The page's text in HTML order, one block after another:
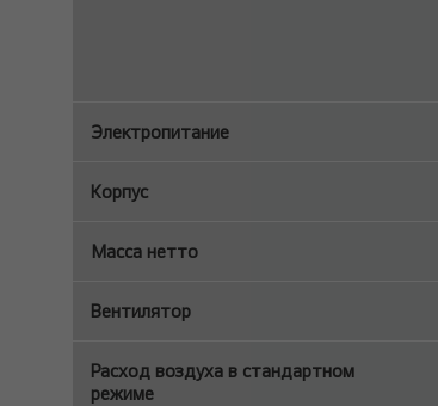
Электропитание
Корпус
Масса нетто
Вентилятор
Расход воздуха в стандартном
режиме